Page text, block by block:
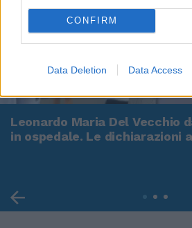
CONFIRM
Data Deletion Data Access
Leonardo Maria Del Vecchio
in ospedale. Le dichiarazioni